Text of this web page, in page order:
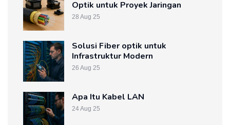
Optik untuk Proyek Jaringan
28 Aug 25
Solusi Fiber optik untuk
Infrastruktur Modern
26 Aug 25
Apa Itu Kabel LAN
24 Aug 25